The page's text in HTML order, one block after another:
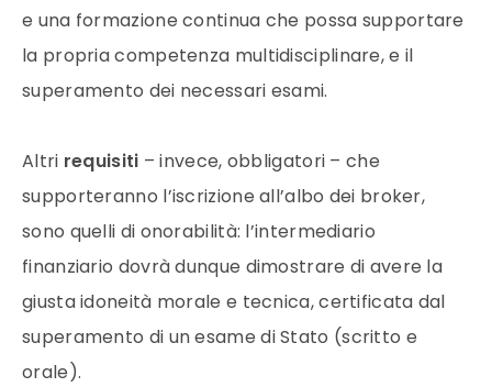
e una formazione continua che possa supportare
la propria competenza multidisciplinare, e il
superamento dei necessari esami.
Altri requisiti – invece, obbligatori – che
supporteranno l’iscrizione all’albo dei broker,
sono quelli di onorabilità: l’intermediario
finanziario dovrà dunque dimostrare di avere la
giusta idoneità morale e tecnica, certificata dal
superamento di un esame di Stato (scritto e
orale).